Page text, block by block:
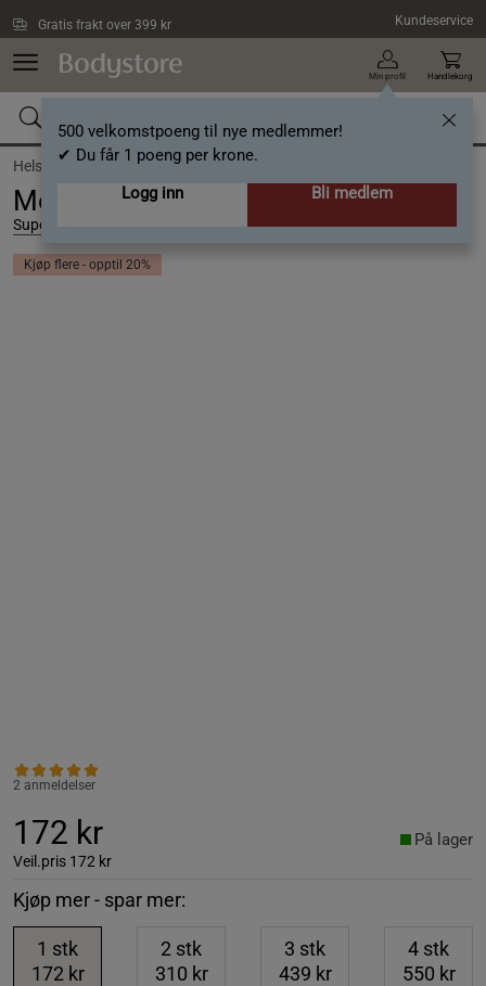
Gratis frakt over 399 kr Kundeservice
Min profil
500 velkomstpoeng til nye medlemmer!
✔ Du får 1 poeng per krone.
Logg inn
Bli medlem
Handlekorg
Helse / Superfood og rawfood
Moringapulver EKO 100 g
Superfruit
Kjøp flere - opptil 20%
2 anmeldelser
172 kr
Veil.pris 172 kr
På lager
Kjøp mer - spar mer:
1 stk
172 kr
2 stk
310 kr
3 stk
439 kr
4 stk
550 kr